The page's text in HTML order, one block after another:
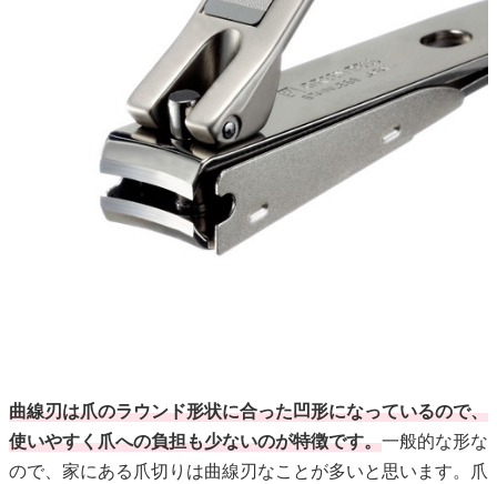
曲線刃は爪のラウンド形状に合った凹形になっているので、
使いやすく爪への負担も少ないのが特徴です。一般的な形な
ので、家にある爪切りは曲線刃なことが多いと思います。爪